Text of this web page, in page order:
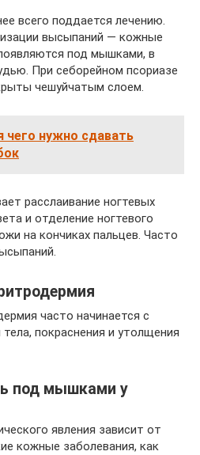
всего поддается лечению.
высыпаний — кожные
под мышками, в
При себорейном псориазе
чешуйчатым слоем.
чего нужно сдавать
расслаивание ногтевых
и отделение ногтевого
на кончиках пальцев. Часто
часто начинается с
покраснения и утолщения
под мышками у
явления зависит от
кожные заболевания, как